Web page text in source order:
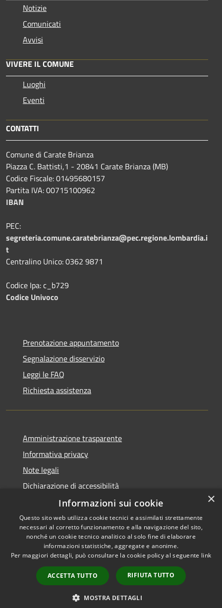
Notizie
Comunicati
Avvisi
VIVERE IL COMUNE
Luoghi
Eventi
CONTATTI
Comune di Carate Brianza
Piazza C. Battisti,1 - 20841 Carate Brianza (MB)
Codice Fiscale: 01495680157
Partita IVA: 00715100962
IBAN
PEC:
segreteria.comune.caratebrianza@pec.regione.lombardia.i
t
Centralino Unico: 0362 9871
Codice Ipa: c_b729
Codice Univoco
Prenotazione appuntamento
Segnalazione disservizio
Leggi le FAQ
Richiesta assistenza
Amministrazione trasparente
Informativa privacy
Note legali
Dichiarazione di accessibilità
Accessibilità
Privacy
Mappa del sito
×
Informazioni sui cookie
Questo sito web utilizza cookie tecnici e assimilati strettamente
necessari al corretto funzionamento e alla navigazione del sito,
nonché un cookie tecnico analitico al solo fine di elaborare
informazioni statistiche, aggregate e anonime.
Per maggiori dettagli, può consultare la cookie policy al seguente link
ACCETTA TUTTO RIFIUTA TUTTO
MOSTRA DETTAGLI